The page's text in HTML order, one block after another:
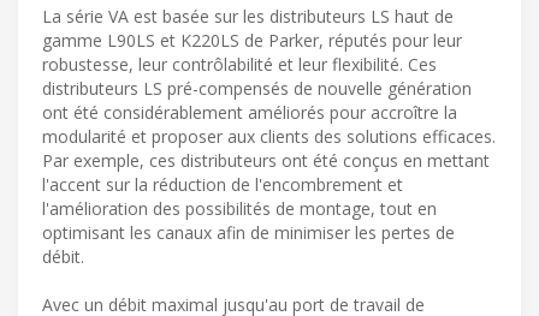
La série VA est basée sur les distributeurs LS haut de
gamme L90LS et K220LS de Parker, réputés pour leur
robustesse, leur contrôlabilité et leur flexibilité. Ces
distributeurs LS pré-compensés de nouvelle génération
ont été considérablement améliorés pour accroître la
modularité et proposer aux clients des solutions efficaces.
Par exemple, ces distributeurs ont été conçus en mettant
l'accent sur la réduction de l'encombrement et
l'amélioration des possibilités de montage, tout en
optimisant les canaux afin de minimiser les pertes de
débit.
Avec un débit maximal jusqu'au port de travail de